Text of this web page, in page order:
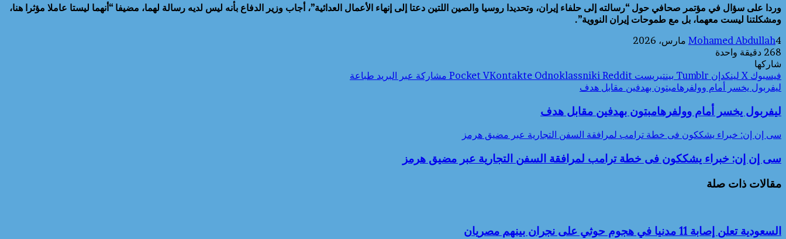
وردا على سؤال في مؤتمر صحافي حول “رسالته إلى حلفاء إيران، وتحديدا روسيا والصين اللتين دعتا إلى إنهاء الأعمال العدائية”، أجاب وزير الدفاع بأنه ليس لديه رسالة لهما، مضيفا “أنهما ليستا عاملا مؤثرا هنا،
ومشكلتنا ليست معهما، بل مع طموحات إيران النووية”.
Mohamed Abdullah4 مارس، 2026
268 دقيقة واحدة
شاركها
فيسبوك ‫X لينكدإن بينتيريست Odnoklassniki
‫Pocket مشاركة عبر البريد طباعة
ليفربول يخسر أمام وولفرهامبتون بهدفين مقابل هدف
ليفربول يخسر أمام وولفرهامبتون بهدفين مقابل هدف
سى إن إن: خبراء يشككون فى خطة ترامب لمرافقة السفن التجارية عبر مضيق هرمز
سى إن إن: خبراء يشككون فى خطة ترامب لمرافقة السفن التجارية عبر مضيق هرمز
مقالات ذات صلة
السعودية تعلن إصابة 11 مدنيا في هجوم حوثي على نجران بينهم مصريان